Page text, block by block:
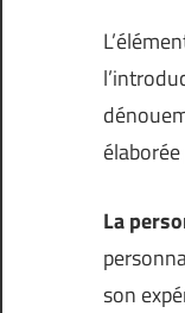
La
son